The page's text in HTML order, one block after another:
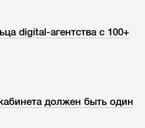
digital-агентства с 100+
должен быть один